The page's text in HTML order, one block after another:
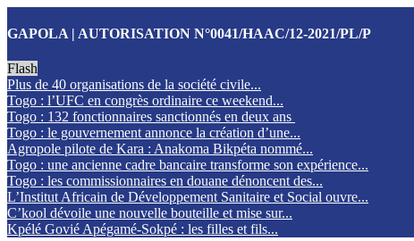
GAPOLA | AUTORISATION N°0041/HAAC/12-2021/PL/P
Flash
Plus de 40 organisations de la société civile...
Togo : l’UFC en congrès ordinaire ce weekend...
Togo : 132 fonctionnaires sanctionnés en deux ans
Togo : le gouvernement annonce la création d’une...
Agropole pilote de Kara : Anakoma Bikpéta nommé...
Togo : une ancienne cadre bancaire transforme son expérience...
Togo : les commissionnaires en douane dénoncent des...
L’Institut Africain de Développement Sanitaire et Social ouvre...
C’kool dévoile une nouvelle bouteille et mise sur...
Kpélé Govié Apégamé-Sokpé : les filles et fils...